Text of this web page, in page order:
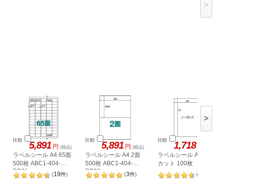
>
比較 5,891 円 (税込)
ラベルシール A4 65面
500枚 ABC1-404-
RB21
(19件)
比較 5,891 円 (税込)
ラベルシール A4 2面
500枚 ABC1-404-
RB08
(3件)
比較 1,718
ラベルシール A4 ノー
カット 100枚
(
>